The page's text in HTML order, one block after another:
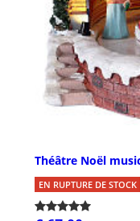
Théâtre Noël
EN RUPTURE DE STOCK